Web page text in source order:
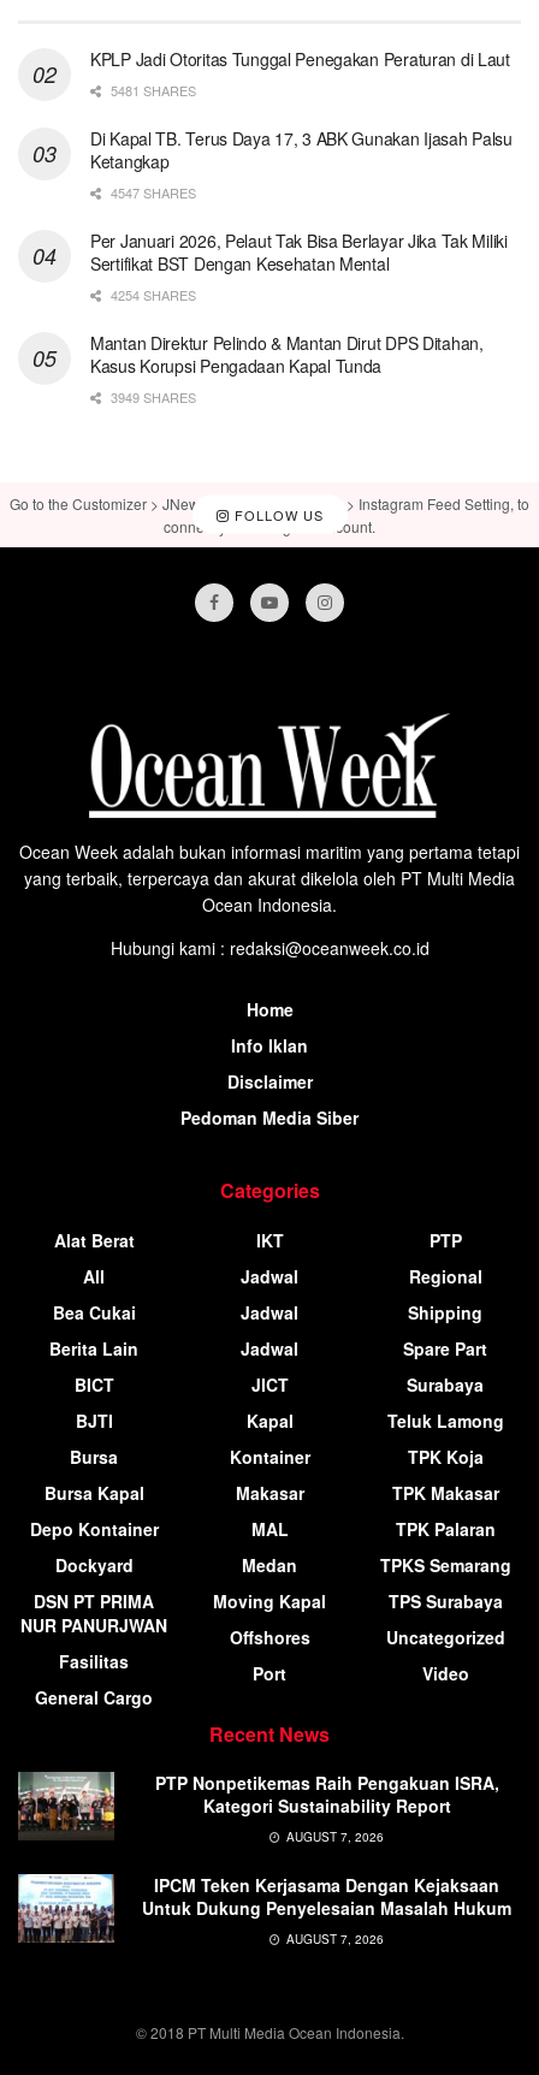
KPLP Jadi Otoritas Tunggal Penegakan Peraturan di Laut
5481 SHARES
Di Kapal TB. Terus Daya 17, 3 ABK Gunakan Ijasah Palsu
Ketangkap
4547 SHARES
Per Januari 2026, Pelaut Tak Bisa Berlayar Jika Tak Miliki
Sertifikat BST Dengan Kesehatan Mental
4254 SHARES
Mantan Direktur Pelindo & Mantan Dirut DPS Ditahan,
Kasus Korupsi Pengadaan Kapal Tunda
3949 SHARES
FOLLOW US
Go to the Customizer > JNews : Social, Like & View > Instagram Feed Setting, to
connect your Instagram account.
Ocean Week adalah bukan informasi maritim yang pertama tetapi
yang terbaik, terpercaya dan akurat dikelola oleh PT Multi Media
Ocean Indonesia.
Hubungi kami : redaksi@oceanweek.co.id
Home
Info Iklan
Disclaimer
Pedoman Media Siber
Categories
Alat Berat
All
Bea Cukai
Berita Lain
BICT
BJTI
Bursa
Bursa Kapal
Depo Kontainer
Dockyard
DSN PT PRIMA
NUR PANURJWAN
Fasilitas
General Cargo
IKT
Jadwal
Jadwal
Jadwal
JICT
Kapal
Kontainer
Makasar
MAL
Medan
Moving Kapal
Offshores
Port
PTP
Regional
Shipping
Spare Part
Surabaya
Teluk Lamong
TPK Koja
TPK Makasar
TPK Palaran
TPKS Semarang
TPS Surabaya
Uncategorized
Video
Recent News
PTP Nonpetikemas Raih Pengakuan ISRA,
Kategori Sustainability Report
AUGUST 7, 2026
IPCM Teken Kerjasama Dengan Kejaksaan
Untuk Dukung Penyelesaian Masalah Hukum
AUGUST 7, 2026
© 2018 PT Multi Media Ocean Indonesia.